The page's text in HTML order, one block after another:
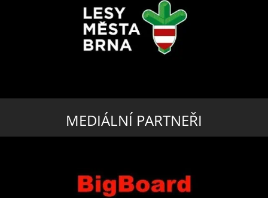
MEDIÁLNÍ PARTNEŘI